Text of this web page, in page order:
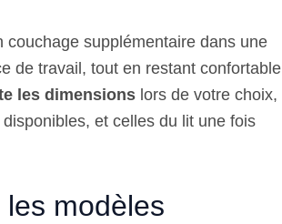
couchage supplémentaire dans une
de travail, tout en restant confortable
les dimensions lors de votre choix,
et celles du lit une fois
modèles